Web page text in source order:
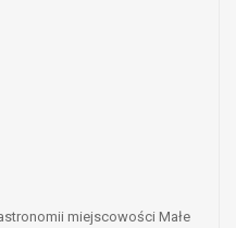
miejscowości Małe